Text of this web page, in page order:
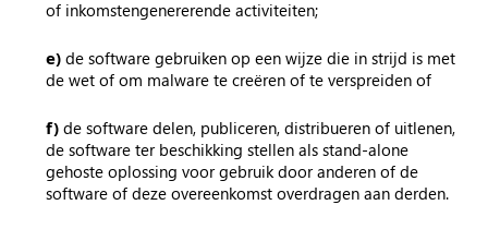
of inkomstengenererende activiteiten;
e) de software gebruiken op een wijze die in strijd is met
de wet of om malware te creëren of te verspreiden of
f) de software delen, publiceren, distribueren of uitlenen,
de software ter beschikking stellen als stand-alone
gehoste oplossing voor gebruik door anderen of de
software of deze overeenkomst overdragen aan derden.